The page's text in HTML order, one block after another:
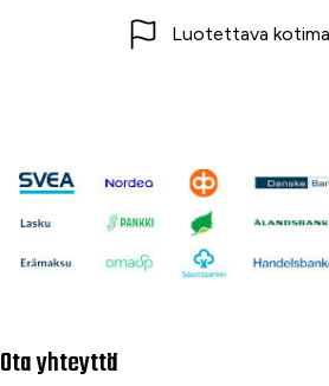
Luotettava
Ota yhteyttä